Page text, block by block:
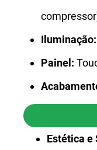
Iluminação:
Painel:
Estética e